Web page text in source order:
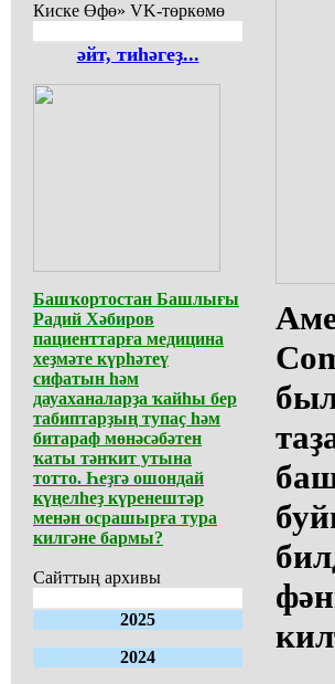
Киске Өфө» VK-төркөмө
әйт, тиһәгеҙ...
Башҡортостан Башлығы
Радий Хәбиров
пациенттарға медицина
хеҙмәте күрһәтеү
сифатын һәм
дауаханаларҙа ҡайһы бер
табиптарҙың тупаҫ һәм
битараф мөнәсәбәтен
ҡаты тәнҡит утына
тотто. Һеҙгә ошондай
күңелһеҙ күренештәр
менән осрашырға тура
килгәне бармы?
Сайттың архивы
2025
2024